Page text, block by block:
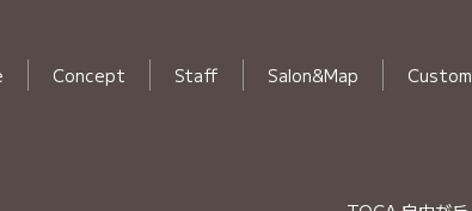
Concept Staff Salon&Map